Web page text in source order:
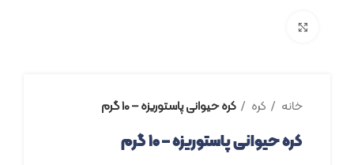
خانه کره کره حیوانی پاستوریزه – ۱۰ گرم
کره حیوانی پاستوریزه – ۱۰ گرم